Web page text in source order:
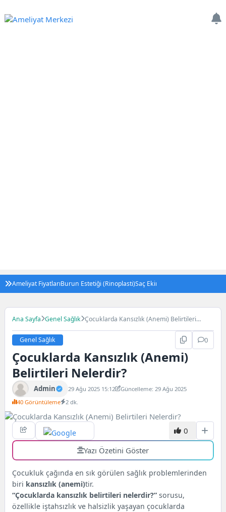
Ameliyat FiyatlarıBurun Estetiği (Rinoplasti)Saç Ekimi
Ana Sayfa Genel Sağlık Çocuklarda Kansızlık (Anemi) Belirtileri
Genel Sağlık
0
Çocuklarda Kansızlık (Anemi)
Belirtileri Nelerdir?
Admin 29 Ağu 2025 15:12
Güncelleme: 29 Ağu 2025
40 Görüntüleme
2 dk.
0
Yazı Özetini Göster
Çocukluk çağında en sık görülen sağlık problemlerinden
biri kansızlık (anemi)tir.
“Çocuklarda kansızlık belirtileri nelerdir?” sorusu,
özellikle iştahsızlık ve halsizlik yaşayan çocuklarda